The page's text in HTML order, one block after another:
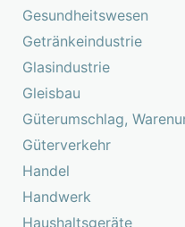
Gesundheitswesen
Getränkeindustrie
Glasindustrie
Gleisbau
Güterumschlag,
Güterverkehr
Handel
Handwerk
Haushaltsgeräte